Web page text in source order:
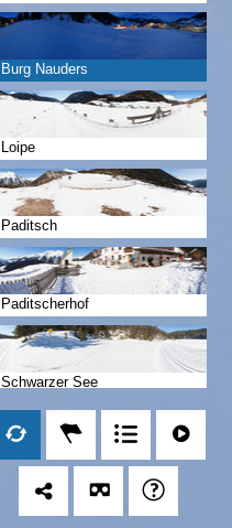
Burg Nauders
Loipe
Paditsch
Paditscherhof
Schwarzer See